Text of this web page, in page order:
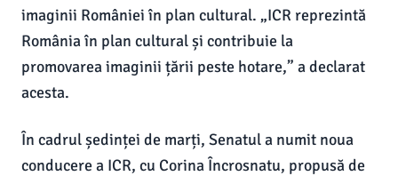
imaginii României în plan cultural. „ICR reprezintă
România în plan cultural și contribuie la
promovarea imaginii țării peste hotare,” a declarat
acesta.
În cadrul ședinței de marți, Senatul a numit noua
conducere a ICR, cu Corina Încrosnatu, propusă de